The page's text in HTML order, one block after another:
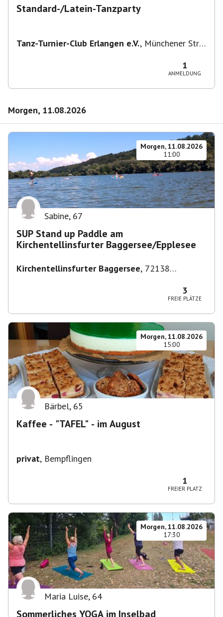
Standard-/Latein-Tanzparty
Tanz-Turnier-Club Erlangen e.V., Münchener Str.
1
ANMELDUNG
Morgen, 11.08.2026
Morgen, 11.08.2026
11:00
Sabine, 67
SUP Stand up Paddle am
Kirchentellinsfurter Baggersee/Epplesee
Kirchentellinsfurter Baggersee, 72138
3
FREIE PLÄTZE
Morgen, 11.08.2026
15:00
Bärbel, 65
Kaffee - "TAFEL" - im August
privat, Bempflingen
1
FREIER PLATZ
Morgen, 11.08.2026
17:30
Maria Luise, 64
Sommerliches YOGA im Inselbad